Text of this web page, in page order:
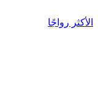
الأكثر رواجًا